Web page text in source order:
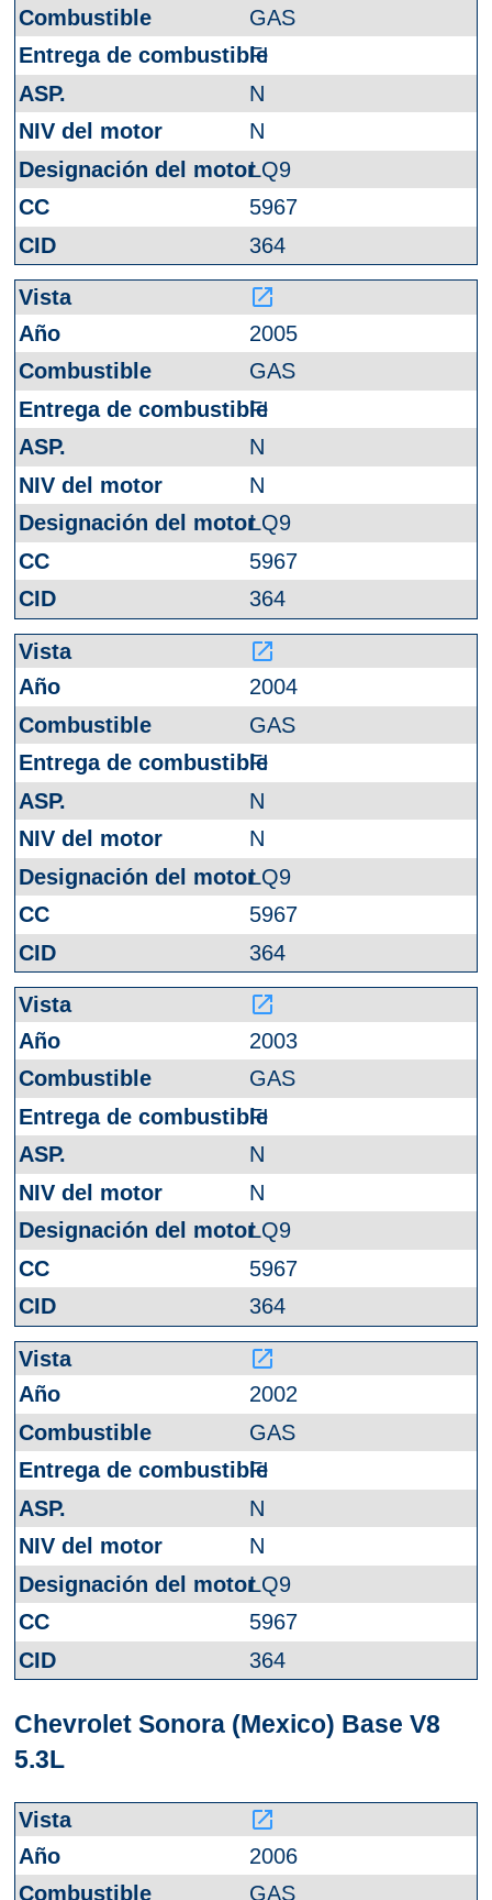
GAS
FI
N
N
LQ9
5967
364
launch
2005
GAS
FI
N
N
LQ9
5967
364
launch
2004
GAS
FI
N
N
LQ9
5967
364
launch
2003
GAS
FI
N
N
LQ9
5967
364
launch
2002
GAS
FI
N
N
LQ9
5967
364
Chevrolet Sonora (Mexico) Base V8
5.3L
launch
2006
GAS